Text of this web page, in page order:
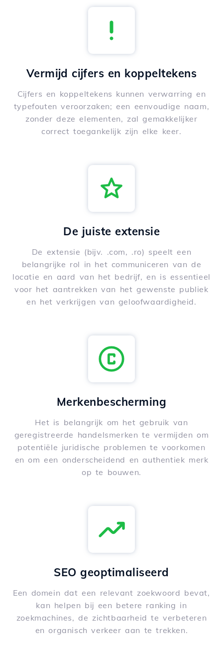
Vermijd cijfers en koppeltekens
Cijfers en koppeltekens kunnen verwarring en
typefouten veroorzaken; een eenvoudige naam,
zonder deze elementen, zal gemakkelijker
correct toegankelijk zijn elke keer.
De juiste extensie
De extensie (bijv. .com, .ro) speelt een
belangrijke rol in het communiceren van de
locatie en aard van het bedrijf, en is essentieel
voor het aantrekken van het gewenste publiek
en het verkrijgen van geloofwaardigheid.
Merkenbescherming
Het is belangrijk om het gebruik van
geregistreerde handelsmerken te vermijden om
potentiële juridische problemen te voorkomen
en om een onderscheidend en authentiek merk
op te bouwen.
SEO geoptimaliseerd
Een domein dat een relevant zoekwoord bevat,
kan helpen bij een betere ranking in
zoekmachines, de zichtbaarheid te verbeteren
en organisch verkeer aan te trekken.